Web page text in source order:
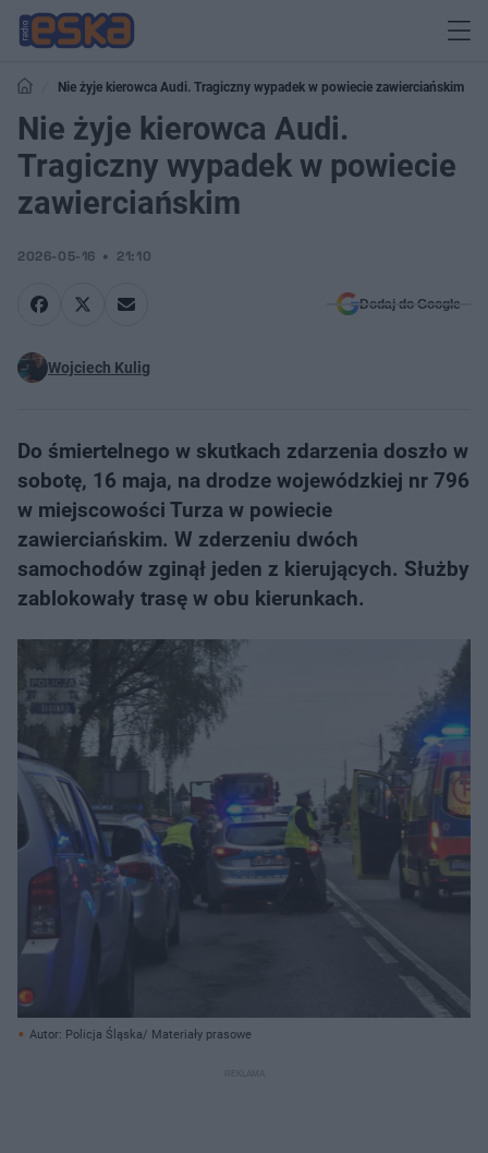
Nie żyje kierowca Audi. Tragiczny wypadek w powiecie zawierciańskim
Nie żyje kierowca Audi.
Tragiczny wypadek w powiecie
zawierciańskim
2026-05-16 21:10
Dodaj do Google
Wojciech Kulig
Do śmiertelnego w skutkach zdarzenia doszło w
sobotę, 16 maja, na drodze wojewódzkiej nr 796
w miejscowości Turza w powiecie
zawierciańskim. W zderzeniu dwóch
samochodów zginął jeden z kierujących. Służby
zablokowały trasę w obu kierunkach.
Autor: Policja Śląska/ Materiały prasowe